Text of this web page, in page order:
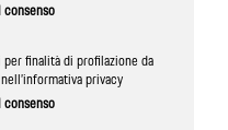
finalità di profilazione da
privacy